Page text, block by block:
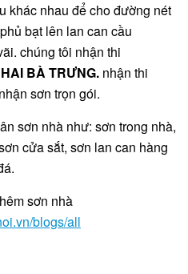
khác nhau để cho đường nét
bạt lên lan can cầu
chúng tôi nhận thi
BÀ TRƯNG. nhận thi
sơn trọn gói.
sơn nhà như: sơn trong nhà,
cửa sắt, sơn lan can hàng
sơn nhà
blogs/all